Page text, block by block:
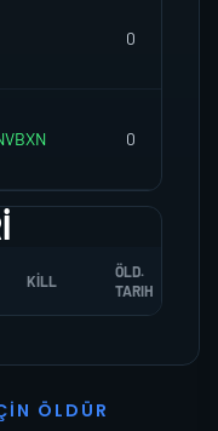
0
0
KILL
ÖLD.
TARIH
I N Ö L D Ü R